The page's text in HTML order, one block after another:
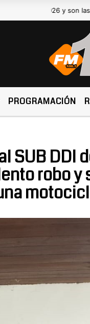
2026 y son las 09:15 -
PROGRAMACIÓN
SUB DDI
robo y